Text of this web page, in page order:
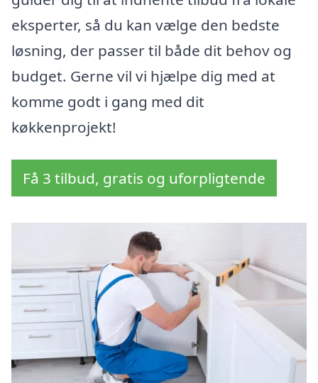
eksperter, så du kan vælge den bedste
løsning, der passer til både dit behov og
budget. Gerne vil vi hjælpe dig med at
komme godt i gang med dit
køkkenprojekt!
Få 3 tilbud, gratis og uforpligtende